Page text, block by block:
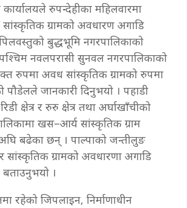
रुपन्देहीका महिलवारमा
ग्रामको अवधारण अगाडि
बुद्धभूमि नगरपालिकाको
नवलपरासी सुनवल नगरपालिकाको
रुपमा अवध सांस्कृतिक ग्रामको रुपमा
पौडेलले जानकारी दिनुभयो । पहाडी
क्षेत्र र रुरु क्षेत्र तथा अर्घाखाँचीको
खस–आर्य सांस्कृतिक ग्राम
बढेका छन् । पाल्पाको जन्तीलुङ
सांस्कृतिक ग्रामको अवधारणा अगाडि
।
रहेको जिपलाइन, निर्माणाधीन